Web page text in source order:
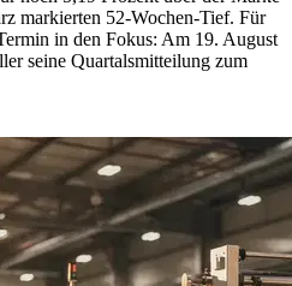
markierten 52-Wochen-Tief. Für
in den Fokus: Am 19. August
seine Quartalsmitteilung zum